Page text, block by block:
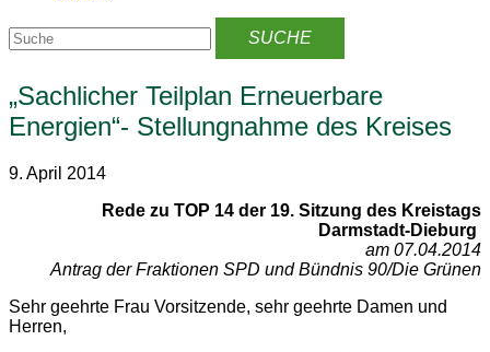
„Sachlicher Teilplan Erneuerbare
Energien“- Stellungnahme des Kreises
9. April 2014
Rede zu TOP 14 der 19. Sitzung des Kreistags
Darmstadt-Dieburg
am 07.04.2014
Antrag der Fraktionen SPD und Bündnis 90/Die Grünen
Sehr geehrte Frau Vorsitzende, sehr geehrte Damen und
Herren,